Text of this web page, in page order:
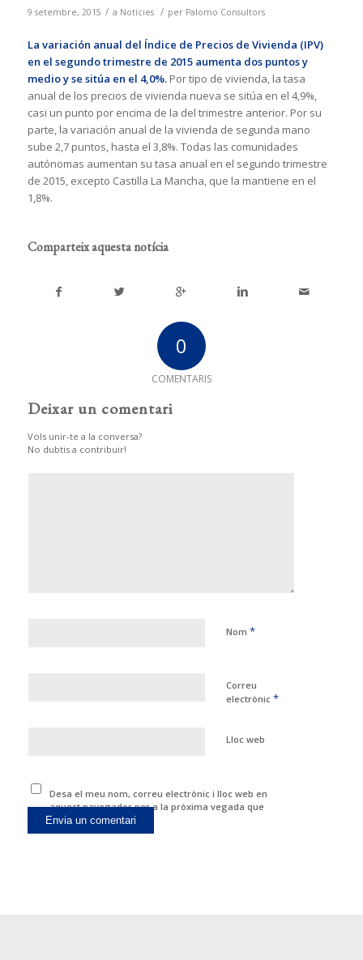
9 setembre, 2015 / a Notícies / per Palomo Consultors
La variación anual del Índice de Precios de Vivienda (IPV)
en el segundo trimestre de 2015 aumenta dos puntos y
medio y se sitúa en el 4,0%. Por tipo de vivienda, la tasa
anual de los precios de vivienda nueva se sitúa en el 4,9%,
casi un punto por encima de la del trimestre anterior. Por su
parte, la variación anual de la vivienda de segunda mano
sube 2,7 puntos, hasta el 3,8%. Todas las comunidades
autónomas aumentan su tasa anual en el segundo trimestre
de 2015, excepto Castilla La Mancha, que la mantiene en el
1,8%.
Comparteix aquesta notícia
0
COMENTARIS
Deixar un comentari
Vols unir-te a la conversa?
No dubtis a contribuir!
Nom *
Correu
electrònic *
Lloc web
Desa el meu nom, correu electrònic i lloc web en
aquest navegador per a la pròxima vegada que
comenti.